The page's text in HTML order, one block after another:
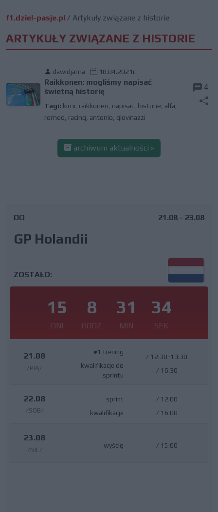
f1.dziel-pasje.pl / Artykuły związane z historie
ARTYKUŁY ZWIĄZANE Z HISTORIE
dawidjama 18.04.2021r.
Raikkonen: mogliśmy napisać
świetną historię
Tagi: kimi raikkonen napisac, historie alfa
romeo racing antonio giovinazzi
4
archiwum aktualności »
DO
GP Holandii
21.08 - 23.08
ZOSTAŁO:
15
DNI
8
GODZ
31
MIN
34
SEK
21.08
/PIĄ/
#1 trening
kwalifikacje do
sprintu
/ 12:30-13:30
/ 16:30
22.08
/SOB/
sprint
kwalifikacje
/ 12:00
/ 16:00
23.08
/NIE/
wyścig / 15:00